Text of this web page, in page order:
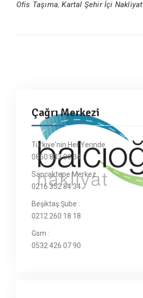
Ofis Taşıma,Kartal Şehir İçi Nakliyat
Çağrı Merkezi
Türkiye'nin Her Yerinde
0850 833 00 34
Sancaktepe Merkez :
0216 352 84 34
Beşiktaş Şube :
0212 260 18 18
Gsm :
0532 426 07 90